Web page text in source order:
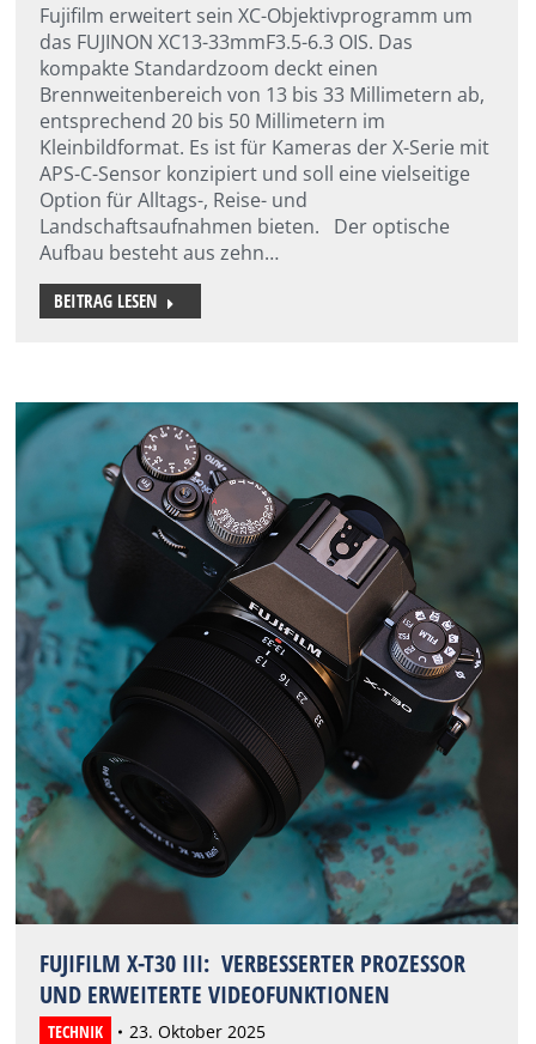
Fujifilm erweitert sein XC-Objektivprogramm um
das FUJINON XC13-33mmF3.5-6.3 OIS. Das
kompakte Standardzoom deckt einen
Brennweitenbereich von 13 bis 33 Millimetern ab,
entsprechend 20 bis 50 Millimetern im
Kleinbildformat. Es ist für Kameras der X-Serie mit
APS-C-Sensor konzipiert und soll eine vielseitige
Option für Alltags-, Reise- und
Landschaftsaufnahmen bieten. Der optische
Aufbau besteht aus zehn…
BEITRAG LESEN
FUJIFILM X-T30 III: VERBESSERTER PROZESSOR
UND ERWEITERTE VIDEOFUNKTIONEN
TECHNIK 23. Oktober 2025